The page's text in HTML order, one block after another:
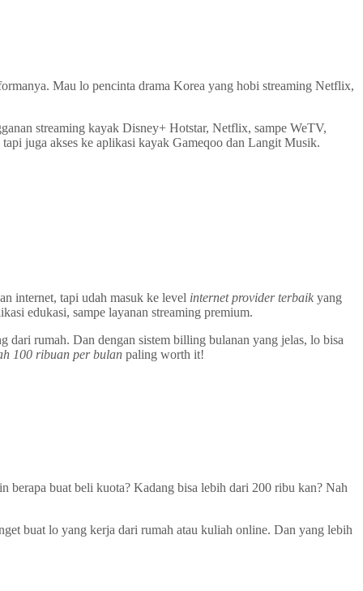
Mau lo pencinta drama Korea yang hobi streaming Netflix,
streaming kayak Disney+ Hotstar, Netflix, sampe WeTV,
juga akses ke aplikasi kayak Gameqoo dan Langit Musik.
internet, tapi udah masuk ke level internet provider terbaik yang
edukasi, sampe layanan streaming premium.
rumah. Dan dengan sistem billing bulanan yang jelas, lo bisa
100 ribuan per bulan paling worth it!
berapa buat beli kuota? Kadang bisa lebih dari 200 ribu kan? Nah
buat lo yang kerja dari rumah atau kuliah online. Dan yang lebih